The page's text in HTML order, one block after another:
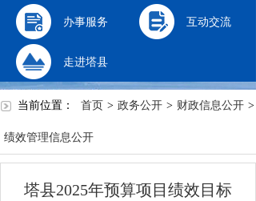
办事服务 互动交流
走进塔县
当前位置： 首页 > 政务公开 > 财政信息公开 >
绩效管理信息公开
塔县2025年预算项目绩效目标